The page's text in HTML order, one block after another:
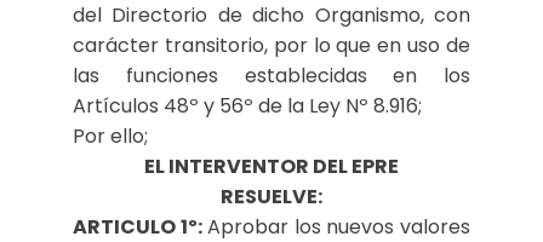
del Directorio de dicho Organismo, con
carácter transitorio, por lo que en uso de
las funciones establecidas en los
Artículos 48º y 56º de la Ley Nº 8.916;
Por ello;
EL INTERVENTOR DEL EPRE
RESUELVE:
ARTICULO 1º:Aprobar los nuevos valores